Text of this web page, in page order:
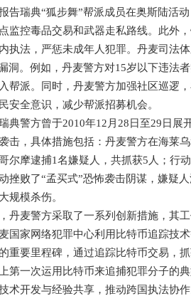
告瑞典“狐步舞”帮派成员在奥斯陆活
监控毒品交易和武器走私路线。此外
执法，严惩未成年人犯罪。丹麦司法
洞。例如，丹麦警方对15岁以下违法
帮派。同时，丹麦警方加强社区巡逻
居民安全意识，减少帮派招
警方曾于2010年12月28日至29日展
击，具体措施包括：丹麦警方在海莱
尔摩逮捕1名嫌疑人，共抓获5人；行
挫败了“孟买式”恐怖袭击阴谋，嫌疑
规模杀伤。
麦警方采取了一系列创新措施，其工
国家网络犯罪中心利用比特币追踪技
重要里程碑，通过追踪比特币交易，
第一次运用比特币来追捕犯罪分子的
术开发与经验共享，推动跨国执法协